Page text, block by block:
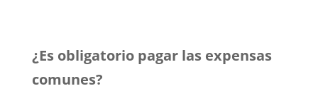
¿Es obligatorio pagar las expensas
comunes?